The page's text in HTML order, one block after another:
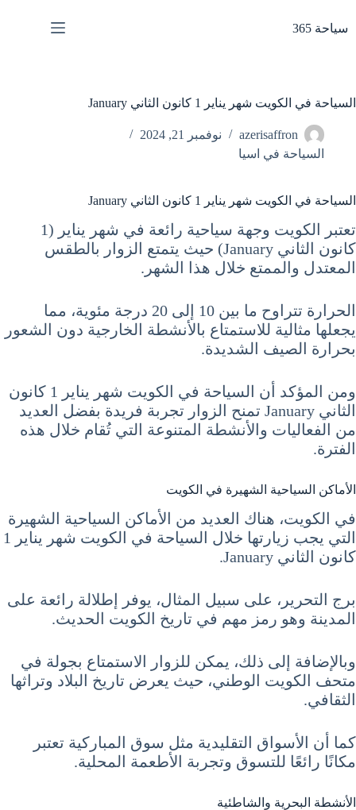
المحتوى
سياحة 365
السياحة في الكويت شهر يناير 1 كانون الثاني January
azerisaffron
نوفمبر 21, 2024
السياحة في اسيا
السياحة في الكويت شهر يناير 1 كانون الثاني January
تعتبر الكويت وجهة سياحية رائعة في شهر يناير (1
كانون الثاني January) حيث يتمتع الزوار بالطقس
المعتدل والممتع خلال هذا الشهر.
الحرارة تتراوح ما بين 10 إلى 20 درجة مئوية، مما
يجعلها مثالية للاستمتاع بالأنشطة الخارجية دون الشعور
بحرارة الصيف الشديدة.
ومن المؤكد أن السياحة في الكويت شهر يناير 1 كانون
الثاني January تمنح الزوار تجربة فريدة بفضل العديد
من الفعاليات والأنشطة المتنوعة التي تُقام خلال هذه
الفترة.
الأماكن السياحية الشهيرة في الكويت
في الكويت، هناك العديد من الأماكن السياحية الشهيرة
التي يجب زيارتها خلال السياحة في الكويت شهر يناير 1
كانون الثاني January.
برج التحرير، على سبيل المثال، يوفر إطلالة رائعة على
المدينة وهو رمز مهم في تاريخ الكويت الحديث.
وبالإضافة إلى ذلك، يمكن للزوار الاستمتاع بجولة في
متحف الكويت الوطني، حيث يعرض تاريخ البلاد وتراثها
الثقافي.
كما أن الأسواق التقليدية مثل سوق المباركية تعتبر
مكانًا رائعًا للتسوق وتجربة الأطعمة المحلية.
الأنشطة البحرية والشاطئية